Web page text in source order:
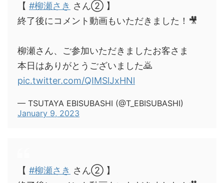
【 #柳瀬さき さん② 】
終了後にコメント動画もいただきました！🎥
柳瀬さん、ご参加いただきましたお客さま
本日はありがとうございました🙇
pic.twitter.com/QIMSlJxHNl
— TSUTAYA EBISUBASHI (@T_EBISUBASHI)
January 9, 2023
【 #柳瀬さき さん② 】